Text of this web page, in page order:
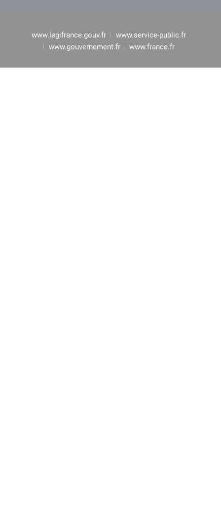
www.legifrance.gouv.fr
www.service-public.fr
www.gouvernement.fr
www.france.fr